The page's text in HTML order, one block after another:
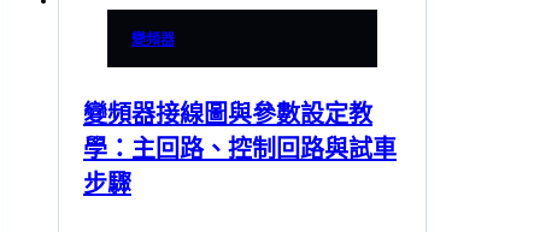
變頻器
變頻器接線圖與參數設定教
學：主回路、控制回路與試車
步驟